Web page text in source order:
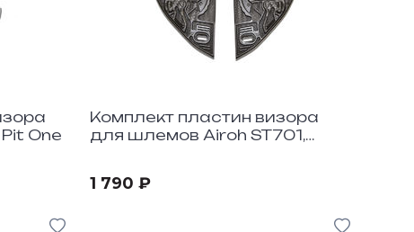
One
Комплект пластин визора
для шлемов Airoh ST701,
1 790 ₽